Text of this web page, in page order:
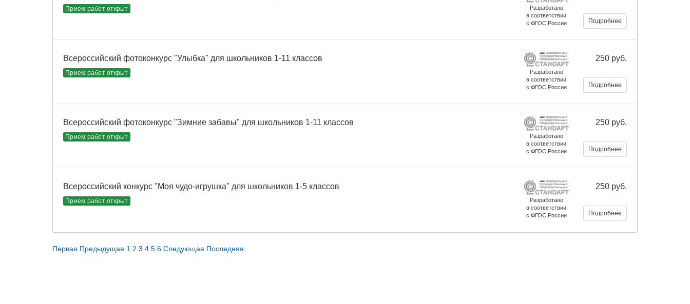
Прием работ открыт
Разработано
в соответствии
с ФГОС России
Подробнее
Всероссийский фотоконкурс "Улыбка" для школьников 1-11 классов
Прием работ открыт
Разработано
в соответствии
с ФГОС России
250 руб.
Подробнее
Всероссийский фотоконкурс "Зимние забавы" для школьников 1-11 классов
Прием работ открыт
Разработано
в соответствии
с ФГОС России
250 руб.
Подробнее
Всероссийский конкурс "Моя чудо-игрушка" для школьников 1-5 классов
Прием работ открыт
Разработано
в соответствии
с ФГОС России
250 руб.
Подробнее
Первая Предыдущая 1 2 3 4 5 6 Следующая Последняя